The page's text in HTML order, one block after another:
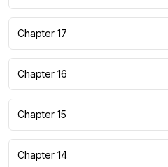
Chapter 17
Chapter 16
Chapter 15
Chapter 14